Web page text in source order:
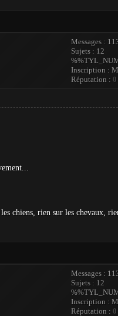
Messages :
Sujets : 12
Inscription :
Réputation : 0
chiens, rien sur les chevaux,
Messages :
Sujets : 12
Inscription :
Réputation : 0